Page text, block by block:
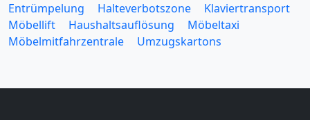
Entrümpelung
Halteverbotszone
Klaviertransport
Möbellift
Haushaltsauflösung
Möbeltaxi
Möbelmitfahrzentrale
Umzugskartons